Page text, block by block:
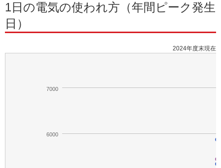
1日の電気の使われ方（年間ピーク発生
日）
2024年度末現在
6000
7000